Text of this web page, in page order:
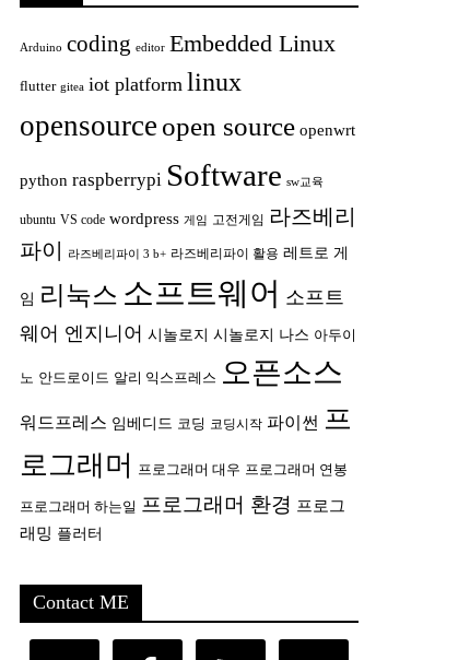
Arduino coding editor Embedded Linux
flutter gitea iot platform linux
opensource open source openwrt
python raspberrypi Software sw교육
ubuntu VS code wordpress 게임 고전게임
라즈베리
파이
라즈베리파이 3 b+ 라즈베리파이 활용 레트로 게
임 리눅스 소프트웨어 소프트
웨어 엔지니어 시놀로지 시놀로지 나스 아두이
노 안드로이드 알리 익스프레스 오픈소스
워드프레스 임베디드 코딩 코딩시작 파이썬 프
로그래머
프로그래머 대우 프로그래머 연봉
프로그래머 하는일 프로그래머 환경 프로그
래밍 플러터
Contact ME